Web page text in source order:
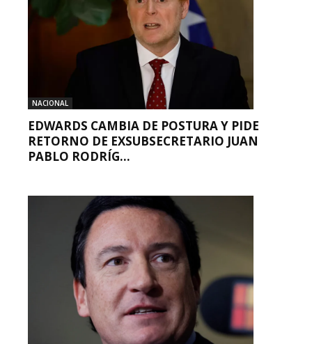
NACIONAL
EDWARDS CAMBIA DE POSTURA Y PIDE
RETORNO DE EXSUBSECRETARIO JUAN
PABLO RODRÍG...